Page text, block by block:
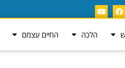
הלכה החיים עצמם